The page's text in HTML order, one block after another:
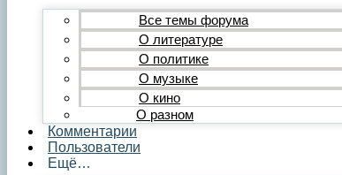
Все темы форума
О литературе
О политике
О музыке
О кино
О разном
Комментарии
Пользователи
Ещё…
Миниатюра
Сатира и юмор
Сказка
Публицистика
Статья
Обзор
Очерк
Эссе
Интервью
Критика